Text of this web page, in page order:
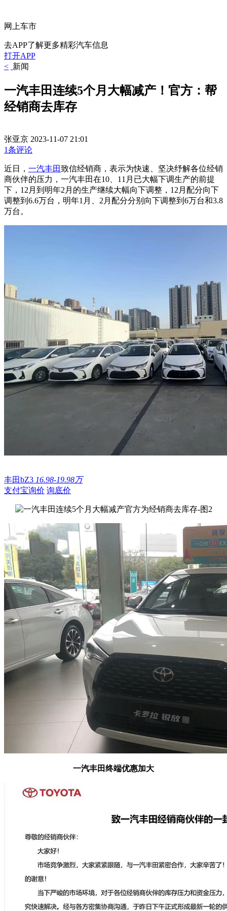
网上车市
去APP了解更多精彩汽车信息
打开APP
< 新闻
一汽丰田连续5个月大幅减产！官方：帮
经销商去库存
张亚京 2023-11-07 21:01
1条评论
近日， 一汽丰田致信经销商，表示为快速、坚决纾解各位经销
商伙伴的压力，一汽丰田在10、11月已大幅下调生产的前提
下，12月到明年2月的生产继续大幅向下调整，12月配分向下
调整到6.6万台，明年1月、2月配分分别向下调整到6万台和3.8
万台。
丰田bZ3 16.98-19.98万
支付宝询价 询底价
一汽丰田终端优惠加大